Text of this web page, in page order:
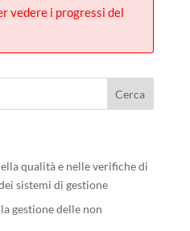
vedere i progressi del
nella qualità e nelle verifiche di
sistemi di gestione
gestione delle non